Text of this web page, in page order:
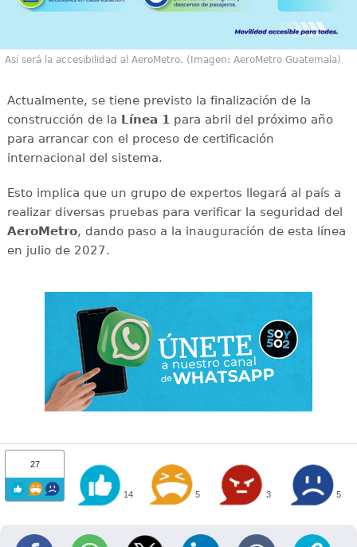
Así será la accesibilidad al AeroMetro. (Imagen: AeroMetro Guatemala)
Actualmente, se tiene previsto la finalización de la
construcción de la Línea 1para abril del próximo año
para arrancar con el proceso de certificación
internacional del sistema.
Esto implica que un grupo de expertos llegará al país a
realizar diversas pruebas para verificar la seguridad del
AeroMetro, dando paso a la inauguración de esta línea
en julio de 2027.
27
14 5 3 5